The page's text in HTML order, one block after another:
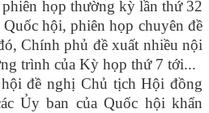
họp thường kỳ lần thứ 32
hội, phiên họp chuyên đề
Chính phủ đề xuất nhiều nội
trình của Kỳ họp thứ 7 tới...
đề nghị Chủ tịch Hội đồng
Ủy ban của Quốc hội khẩn